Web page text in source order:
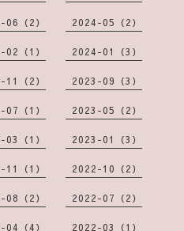
（2） 2024-05（2）
（1） 2024-01（3）
（2） 2023-09（3）
（1） 2023-05（2）
（1） 2023-01（3）
（1） 2022-10（2）
（2） 2022-07（2）
（4） 2022-03（1）